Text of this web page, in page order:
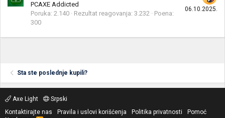
06.10.2025.
PCAXE Addicted
Poruka 2.140 Rezultat reagovanja 3.232
Poena
300
Sta ste poslednje kupili?
Axe Light
Srpski
Kontaktirajte nas
Pravila i uslovi korišćenja Politika privatnosti
Pomoć